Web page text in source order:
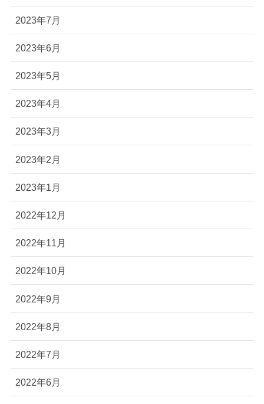
2023年7月
2023年6月
2023年5月
2023年4月
2023年3月
2023年2月
2023年1月
2022年12月
2022年11月
2022年10月
2022年9月
2022年8月
2022年7月
2022年6月